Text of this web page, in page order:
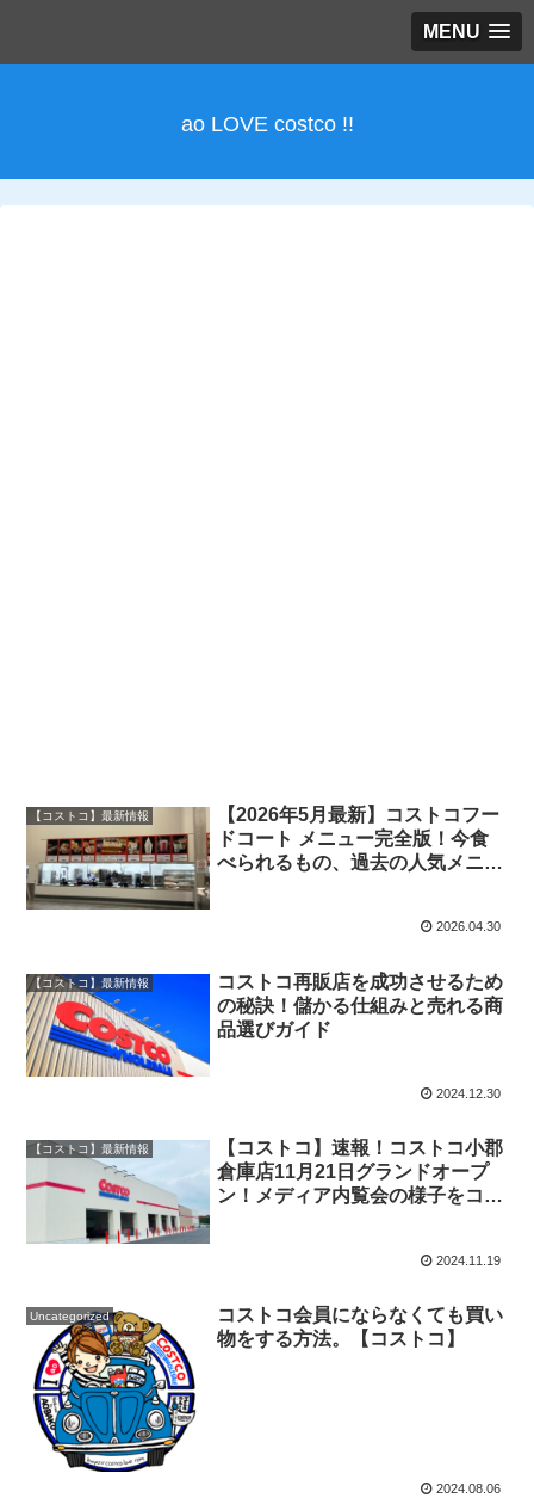
MENU
ao LOVE costco !!
【コストコ】最新情報
【2026年5月最新】コストコフー
ドコート メニュー完全版！今食
べられるもの、過去の人気メニュ
2026.04.30
【コストコ】最新情報
コストコ再販店を成功させるため
の秘訣！儲かる仕組みと売れる商
品選びガイド
2024.12.30
【コストコ】最新情報
【コストコ】速報！コストコ小郡
倉庫店11月21日グランドオープ
ン！メディア内覧会の様子をコス
2024.11.19
Uncategorized
コストコ会員にならなくても買い
物をする方法。【コストコ】
2024.08.06